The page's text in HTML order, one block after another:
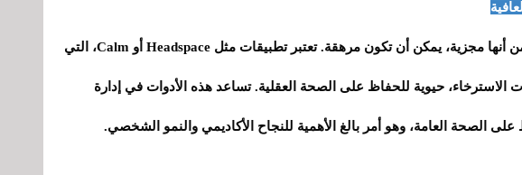
إن تجربة الكلية، على الرغم من أنها مجزية، يمكن أن تكون مرهقة. تعتبر تطبيقات مثل Headspace أو Calm، التي
الاسترخاء، حيوية للحفاظ على الصحة العقلية. تساعد هذه الأدوات في إدارة
على الصحة العامة، وهو أمر بالغ الأهمية للنجاح الأكاديمي والنمو الشخصي.